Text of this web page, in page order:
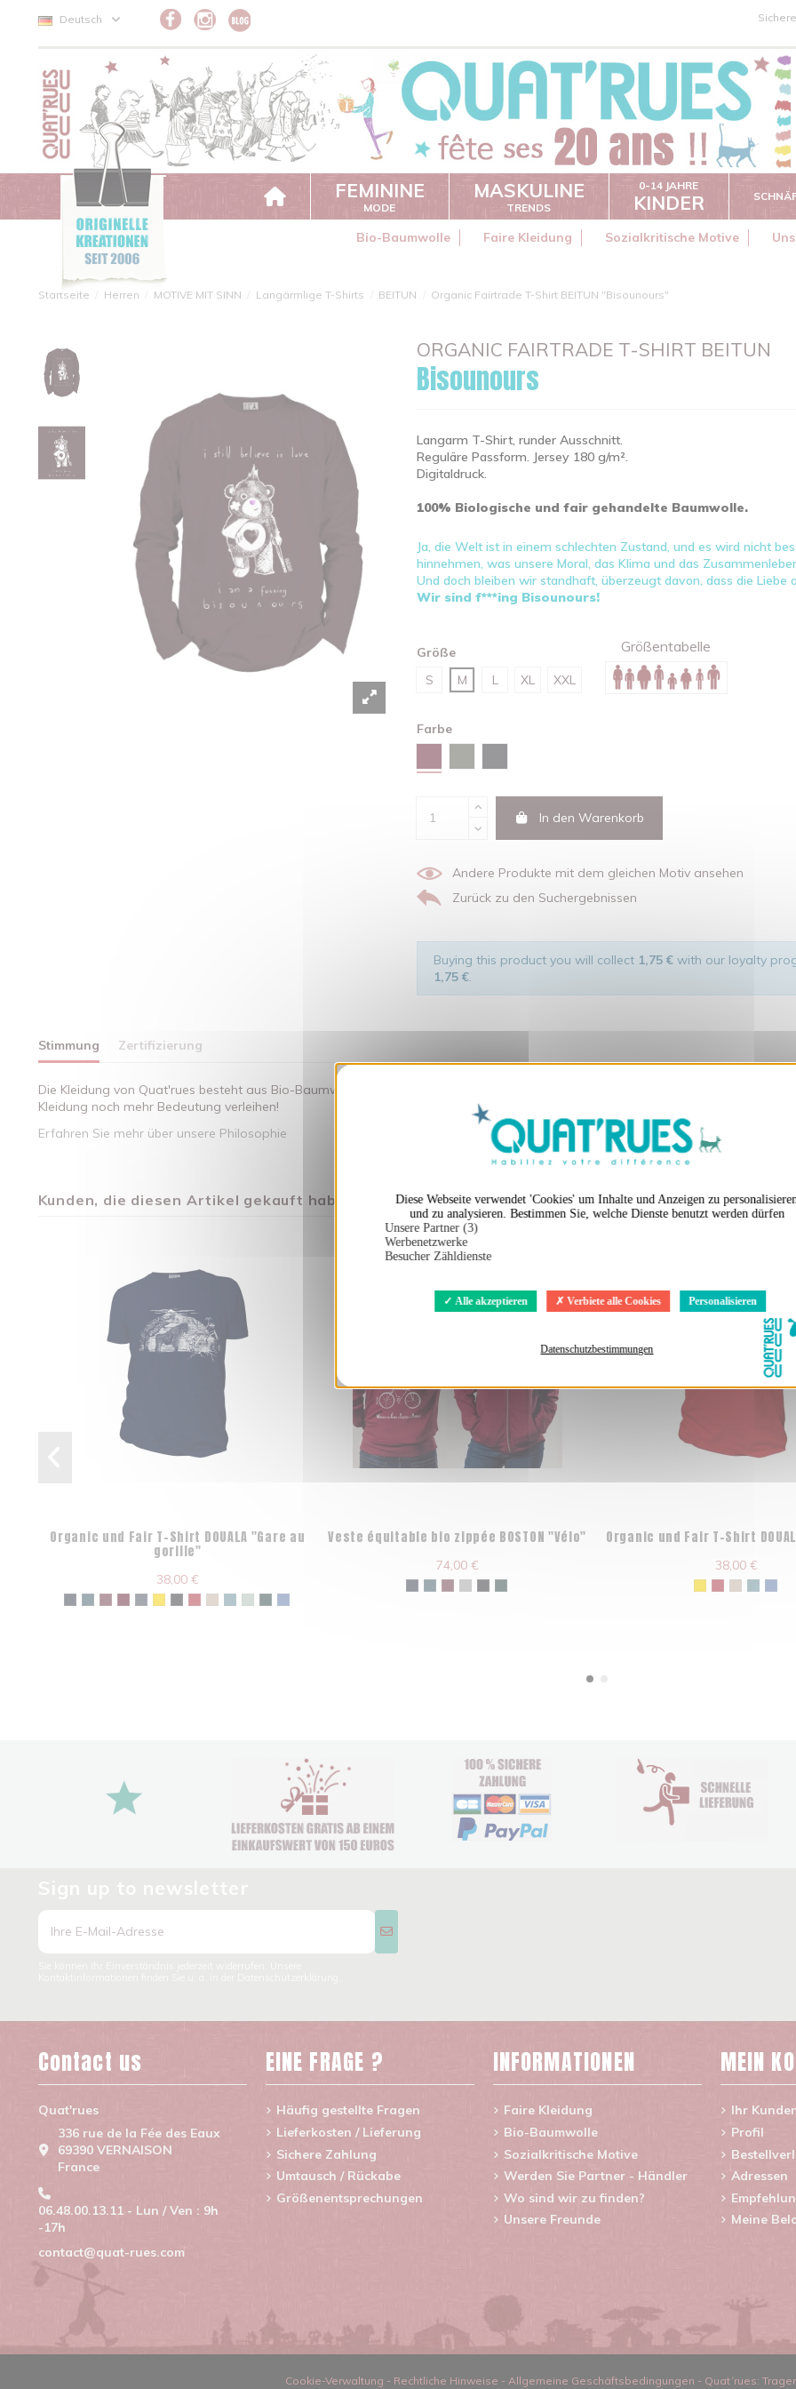
Diese Webseite verwendet 'Cookies' um Inhalte und Anzeigen zu
und zu analysieren. Bestimmen Sie, welche Dienste benutzt werden dürfen
Unsere Partner (3)
Werbenetzwerke
Besucher Zähldienste
Alle akzeptieren Verbiete alle Cookies Personalisieren
Datenschutzbestimmungen
Deutsch
FEMININE
MODE
MASKULINE
TRENDS
0-14 JAHRE
KINDER
Bio-Baumwolle Faire Kleidung Sozialkritische Motive
Startseite Herren MOTIVE MIT SINN Langärmlige T-Shirts BEITUN Organic Fairtrade T-Shirt BEITUN "Bisounours"
ORGANIC FAIRTRADE T-SHIRT BEITUN
Bisounours
Langarm T-Shirt, runder Ausschnitt.
Reguläre Passform. Jersey 180 g/m².
Digitaldruck.
100% Biologische und fair gehandelte Baumwolle.
Ja, die Welt ist in einem schlechten Zustand, und es wird nicht
hinnehmen, was unsere Moral, das Klima und das
Und doch bleiben wir standhaft, überzeugt davon, dass die Liebe
Wir sind f***ing Bisounours!
Größe
S
M L XL XXL
Größentabelle
Farbe
In den Warenkorb
Andere Produkte mit dem gleichen Motiv ansehen
Zurück zu den Suchergebnissen
Buying this product you will collect 1,75 €with our loyalty
1,75 €.
Stimmung Zertifizierung
Die Kleidung von Quat'rues besteht aus Bio-Baumwolle, die mit Respekt den Menschen und ihrer Umwelt gegenüber hergestellt
Kleidung noch mehr Bedeutung verleihen!
Erfahren Sie mehr über unsere Philosophie
Kunden, die diesen Artikel gekauft haben, kauften auch ...
Organic und Fair T-Shirt DOUALA "Gare au
gorille"
38,00 €
Veste équitable bio zippée BOSTON "Vélo"
74,00 €
Organic und Fair T-Shirt
38,00 €
Contact us
Quat'rues
336 rue de la Fée des Eaux
69390 VERNAISON
France
06.48.00.13.11 - Lun / Ven : 9h
-17h
contact@quat-rues.com
EINE FRAGE ?
Häufig gestellte Fragen
Lieferkosten / Lieferung
Sichere Zahlung
Umtausch / Rückabe
Größenentsprechungen
INFORMATIONEN
Faire Kleidung
Bio-Baumwolle
Sozialkritische Motive
Werden Sie Partner - Händler
Wo sind wir zu finden?
Unsere Freunde
MEIN
Ihr
Profil
Adressen
Meine
Cookie-Verwaltung - Rechtliche Hinweise - Allgemeine Geschäftsbedingungen - Quat´rues: